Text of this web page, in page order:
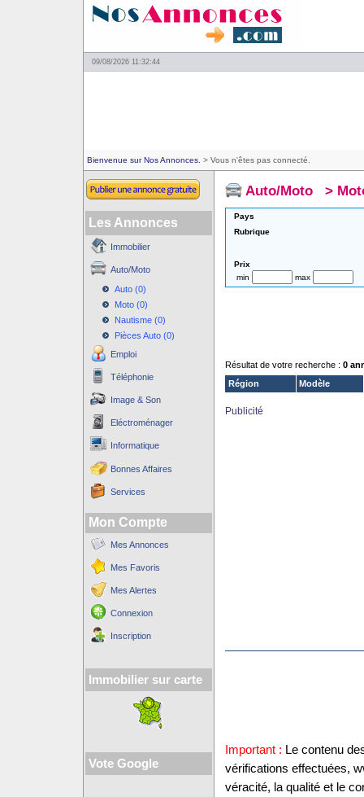
09/08/2026 11:32:44
Bienvenue sur Nos Annonces. > Vous n'êtes pas connecté.
Les Annonces
Immobilier
Auto/Moto
Auto (0)
Moto (0)
Nautisme (0)
Pièces Auto (0)
Emploi
Téléphonie
Image & Son
Eléctroménager
Informatique
Bonnes Affaires
Services
Mon Compte
Mes Annonces
Mes Favoris
Mes Alertes
Connexion
Inscription
Immobilier sur carte
Vote Google
Auto/Moto >
Pays
Rubrique
Prix
min
max
Résultat de votre recherche : 0
Région
Modèle
Publicité
Important : Le contenu
vérifications effectuées,
véracité, la qualité et le